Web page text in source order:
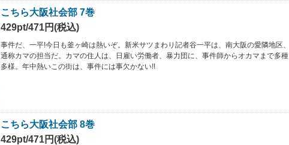
こちら大阪社会部 7巻
429pt/471円(税込)
事件だ、一平!今日も釜ヶ崎は熱いぞ。新米サツまわり記者谷一平は、南大阪の愛隣地区、
通称カマの担当だ。カマの住人は、日雇い労働者、暴力団に、事件師からオカマまで多種
多様。年中熱いこの街は、事件には事欠かない!!
こちら大阪社会部 8巻
429pt/471円(税込)